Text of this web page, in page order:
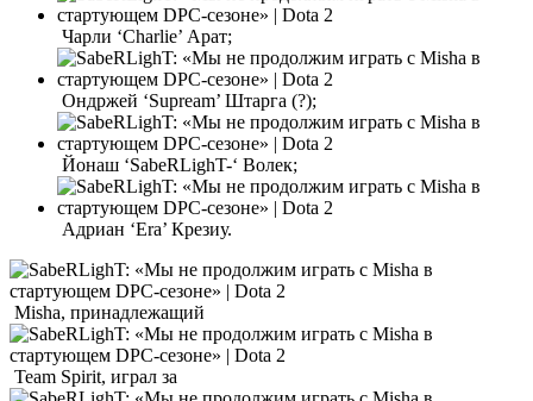
Чарли ‘Charlie’ Арат;
Ондржей ‘Supream’ Штарга (?);
Йонаш ‘SabeRLighT-‘ Волек;
Адриан ‘Era’ Крезиу.
Misha, принадлежащий
Team Spirit, играл за